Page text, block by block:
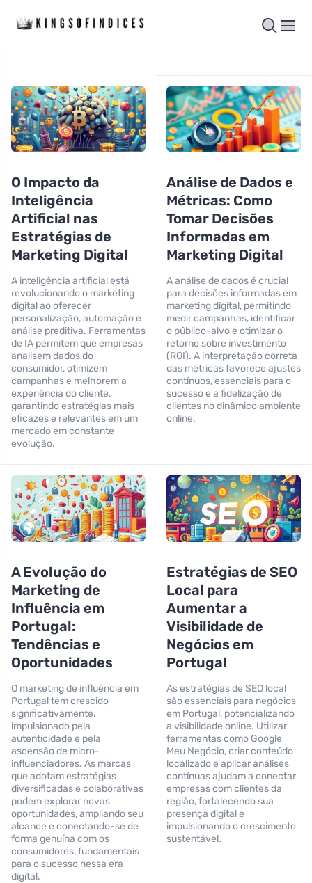
O Impacto da
Inteligência
Artificial nas
Estratégias de
Marketing Digital
A inteligência artificial está
revolucionando o marketing
digital ao oferecer
personalização, automação e
análise preditiva. Ferramentas
de IA permitem que empresas
analisem dados do
consumidor, otimizem
campanhas e melhorem a
experiência do cliente,
garantindo estratégias mais
eficazes e relevantes em um
mercado em constante
evolução.
Análise de Dados e
Métricas: Como
Tomar Decisões
Informadas em
Marketing Digital
A análise de dados é crucial
para decisões informadas em
marketing digital, permitindo
medir campanhas, identificar
o público-alvo e otimizar o
retorno sobre investimento
(ROI). A interpretação correta
das métricas favorece ajustes
contínuos, essenciais para o
sucesso e a fidelização de
clientes no dinâmico ambiente
online.
A Evolução do
Marketing de
Influência em
Portugal:
Tendências e
Oportunidades
O marketing de influência em
Portugal tem crescido
significativamente,
impulsionado pela
autenticidade e pela
ascensão de micro-
influenciadores. As marcas
que adotam estratégias
diversificadas e colaborativas
podem explorar novas
oportunidades, ampliando seu
alcance e conectando-se de
forma genuína com os
consumidores, fundamentais
para o sucesso nessa era
digital.
Estratégias de SEO
Local para
Aumentar a
Visibilidade de
Negócios em
Portugal
As estratégias de SEO local
são essenciais para negócios
em Portugal, potencializando
a visibilidade online. Utilizar
ferramentas como Google
Meu Negócio, criar conteúdo
localizado e aplicar análises
contínuas ajudam a conectar
empresas com clientes da
região, fortalecendo sua
presença digital e
impulsionando o crescimento
sustentável.